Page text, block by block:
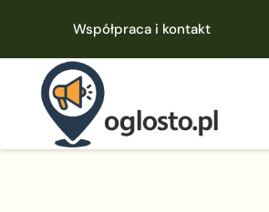
Współpraca i kontakt